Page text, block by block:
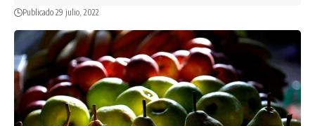
Publicado 29 julio, 2022